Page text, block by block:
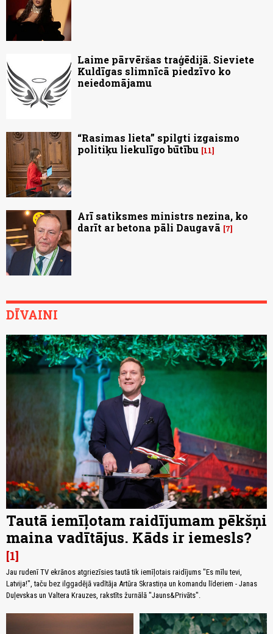
Laime pārvēršas traģēdijā. Sieviete
Kuldīgas slimnīcā piedzīvo ko
neiedomājamu
“Rasimas lieta” spilgti izgaismo
politiķu liekulīgo būtību 11
Arī satiksmes ministrs nezina, ko
darīt ar betona pāli Daugavā
7
DĪVAINI
Tautā iemīļotam raidījumam pēkšņi
maina vadītājus. Kāds ir iemesls?
1
Jau rudenī TV ekrānos atgriezīsies tautā tik iemīļotais raidījums "Es mīlu tevi,
Latvija!", taču bez ilggadējā vadītāja Artūra Skrastiņa un komandu līderiem - Janas
Duļevskas un Valtera Krauzes, rakstīts žurnālā "Jauns&Privāts".